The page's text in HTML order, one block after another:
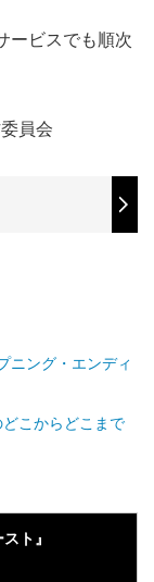
ービスでも順次
員会
ニング・エンディ
どこからどこまで
ト』